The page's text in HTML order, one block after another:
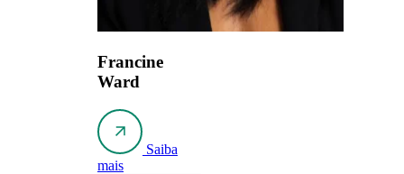
Francine
Ward
Saiba
mais